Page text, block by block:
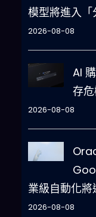
模型將進入「
2026-08-08
AI
存
2026-08-08
業級自動化將
2026-08-08